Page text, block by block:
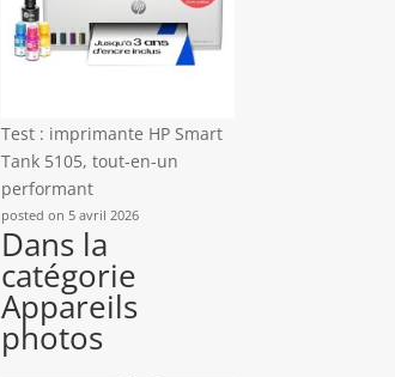
Test : imprimante HP Smart
Tank 5105, tout-en-un
performant
posted on 5 avril 2026
Dans la
catégorie
Appareils
photos